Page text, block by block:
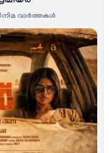
വാര്‍ത്തകള്‍